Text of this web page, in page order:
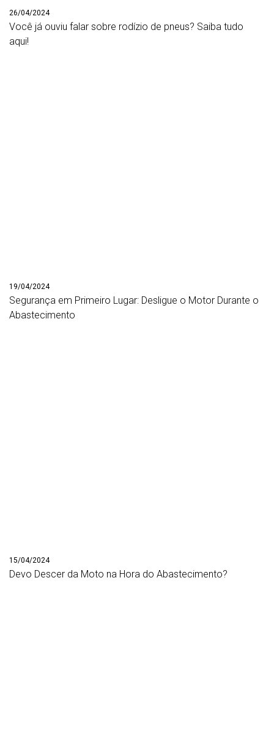
26/04/2024
Você já ouviu falar sobre rodízio de pneus? Saiba tudo
aqui!
19/04/2024
Segurança em Primeiro Lugar: Desligue o Motor Durante o
Abastecimento
15/04/2024
Devo Descer da Moto na Hora do Abastecimento?